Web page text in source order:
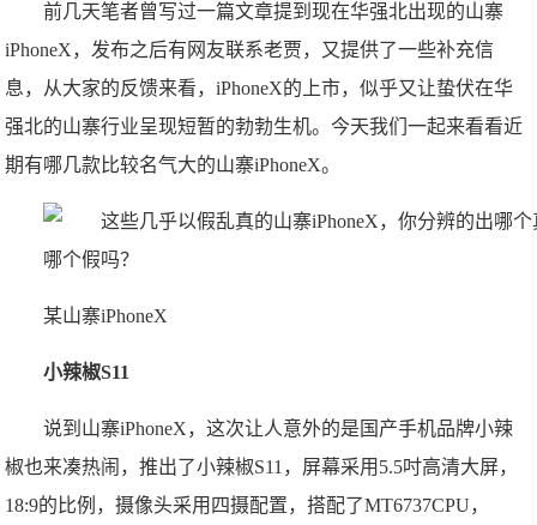
前几天笔者曾写过一篇文章提到现在华强北出现的山寨
iPhoneX，发布之后有网友联系老贾，又提供了一些补充信
息，从大家的反馈来看，iPhoneX的上市，似乎又让蛰伏在华
强北的山寨行业呈现短暂的勃勃生机。今天我们一起来看看近
期有哪几款比较名气大的山寨iPhoneX。
某山寨iPhoneX
小辣椒S11
说到山寨iPhoneX，这次让人意外的是国产手机品牌小辣
椒也来凑热闹，推出了小辣椒S11，屏幕采用5.5吋高清大屏，
18:9的比例，摄像头采用四摄配置，搭配了MT6737CPU，